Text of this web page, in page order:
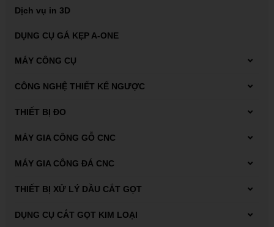
Dịch vụ in 3D
DỤNG CỤ GÁ KẸP A-ONE
MÁY CÔNG CỤ
Máy tiện
CÔNG NGHỆ THIẾT KẾ NGƯỢC
Máy Scan 3D FARO
THIẾT BỊ ĐO
Dụng cụ đo Mitutoyo
Thiết bị đo kiểm
MÁY GIA CÔNG GỖ CNC
Máy phay gỗ CNC
Máy tiện gỗ CNC
MÁY GIA CÔNG ĐÁ CNC
Carbide end mill
THIẾT BỊ XỬ LÝ DẦU CẮT GỌT
Thiết bị xử lý dung dịch tưới nguội
DỤNG CỤ CẮT GỌT KIM LOẠI